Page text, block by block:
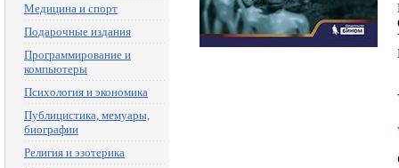
Медицина и спорт
Подарочные издания
Программирование и
компьютеры
Психология и экономика
Публицистика, мемуары,
биографии
Религия и эзотерика